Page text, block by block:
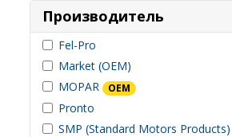
Производитель
Fel-Pro
Market (OEM)
MOPAR
OEM
Pronto
SMP (Standard Motors Products)